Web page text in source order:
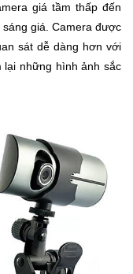
giá tầm thấp đến
giá. Camera được
sát dễ dàng hơn với
lại những hình ảnh sắc